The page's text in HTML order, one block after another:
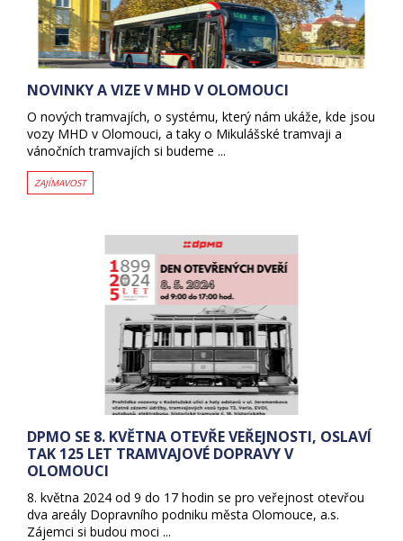
NOVINKY A VIZE V MHD V OLOMOUCI
O nových tramvajích, o systému, který nám ukáže, kde jsou
vozy MHD v Olomouci, a taky o Mikulášské tramvaji a
vánočních tramvajích si budeme ...
ZAJÍMAVOST
DPMO SE 8. KVĚTNA OTEVŘE VEŘEJNOSTI, OSLAVÍ
TAK 125 LET TRAMVAJOVÉ DOPRAVY V
OLOMOUCI
8. května 2024 od 9 do 17 hodin se pro veřejnost otevřou
dva areály Dopravního podniku města Olomouce, a.s.
Zájemci si budou moci ...